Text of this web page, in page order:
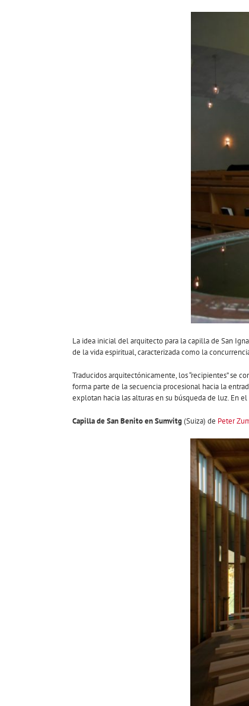
La idea inicial del arquitecto para la capilla de San
de la vida espiritual, caracterizada como la
Traducidos arquitectónicamente, los “recipientes” se
forma parte de la secuencia procesional hacia la
explotan hacia las alturas en su búsqueda de luz. En
Capilla de San Benito en Sumvitg(Suiza) de Peter